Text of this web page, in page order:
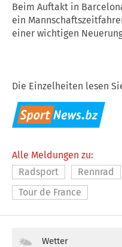
Beim Auftakt in
ein
einer wichtigen
Die Einzelheiten lesen
Alle Meldungen zu:
Radsport
Rennrad
Tour de France
Wetter